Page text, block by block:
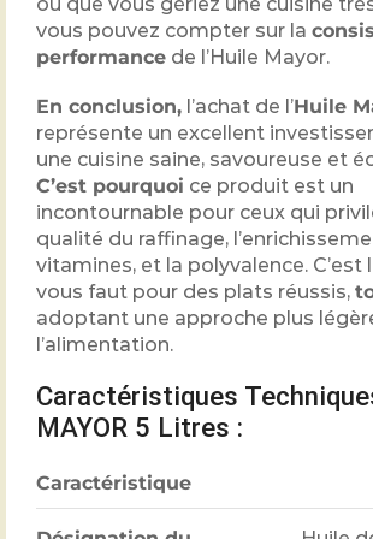
vous pouvez compter sur la
performance de l’Huile Mayor.
En conclusion, l’achat de l’Huile
représente un excellent
une cuisine saine, savoureuse et
C’est pourquoi ce produit est un
incontournable pour ceux qui
qualité du raffinage,
vitamines, et la polyvalence. C’est
vous faut pour des plats réussis,
adoptant une approche plus
l’alimentation.
Caractéristiques
MAYOR 5 Litres :
Caractéristique